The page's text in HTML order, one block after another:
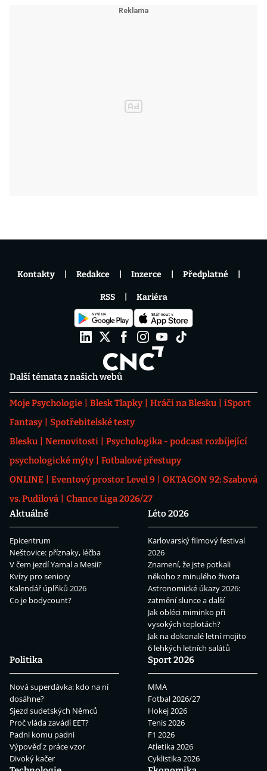
Další témata z našich webů
Moje Psychologie Blesk Tlapky Hráči na Blesku
iSport
Fantasy
Spotřebitelské testy
Blesku
Nemovitosti
Psychologika - podcast rozbíjející
psychologické mýty
Fotbalové přestupy
ONLINE
Eventový prostor Level 9
OKTAGON 92: Szabová
vs. Pudilová
Chance Liga 2026/27
Aktuálně
Epicentrum
Neštovice: příznaky, léčba
V čem jezdí Yamal a Mesii?
Kvízy pro seniory
Kalendář úplňků 2026
Co je bodycount?
Léto 2026
Karlovarský filmový festival
2026
Znamení, že jste potkali
někoho z minulého života
Astronomické úkazy 2026:
zatmění slunce a další
Jak obléci miminko při
vysokých teplotách?
Jak na dokonalé letní mojito
6 lehkých letních salátů
Politika
Nová superdávka: kdo na ní
dosáhne?
Sjezd sudetských Němců
Proč vláda zavádí EET?
Padni komu padni
Výpověď z práce vzor
Divoký kačer
Sport 2026
MMA
Fotbal 2026/27
Hokej 2026
Tenis 2026
F1 2026
Atletika 2026
Cyklistika 2026
Kontakty Redakce Inzerce Předplatné
RSS Kariéra